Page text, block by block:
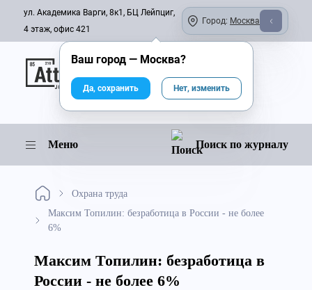
ул. Академика Варги, 8к1, БЦ Лейпциг,
4 этаж, офис 421
Город: Москва
Онлайн-журнал
Меню Поиск по журналу
Охрана труда
Максим Топилин: безработица в России - не более
6%
Максим Топилин: безработица в
России - не более 6%
Ваш город — Москва?
Да, сохранить Нет, изменить